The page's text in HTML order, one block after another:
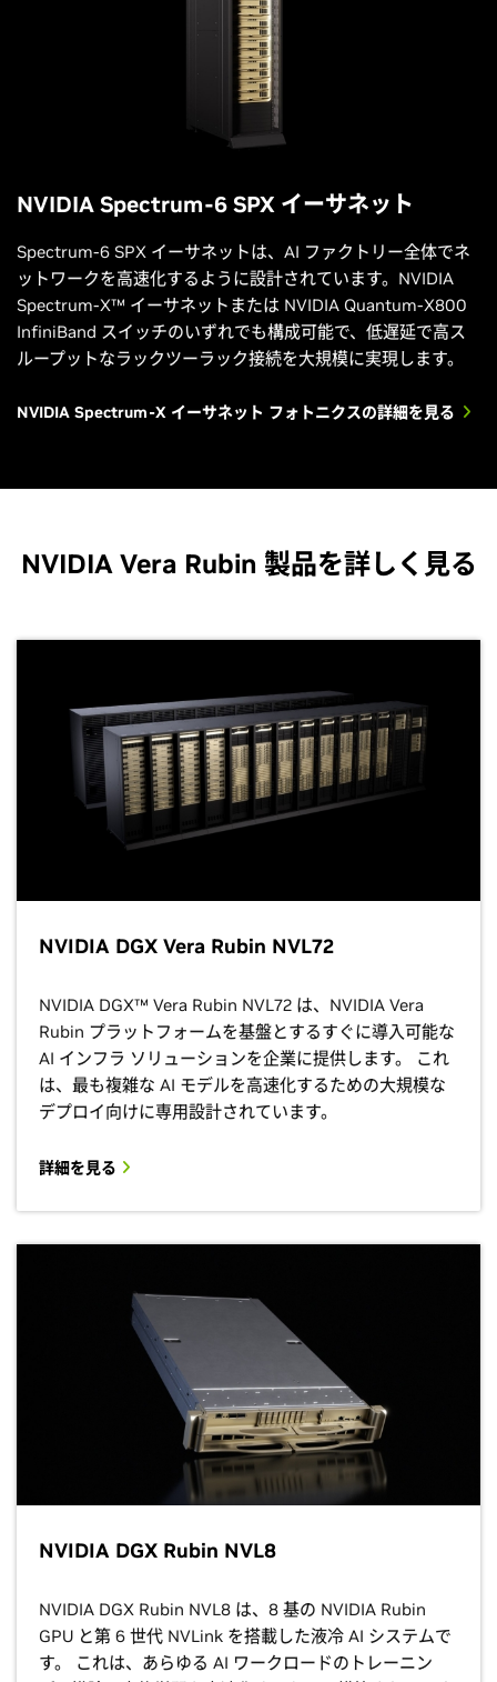
NVIDIA Spectrum-6 SPX イーサネット
Spectrum-6 SPX イーサネットは、AI ファクトリー全体でネ
ットワークを高速化するように設計されています。NVIDIA
Spectrum-X™ イーサネットまたは NVIDIA Quantum-X800
InfiniBand スイッチのいずれでも構成可能で、低遅延で高ス
ループットなラックツーラック接続を大規模に実現します。
NVIDIA Spectrum-X イーサネット フォトニクスの詳細を見る
NVIDIA Vera Rubin 製品を詳しく見る
NVIDIA DGX Vera Rubin NVL72
NVIDIA DGX™ Vera Rubin NVL72 は、NVIDIA Vera
Rubin プラットフォームを基盤とするすぐに導入可能な
AI インフラ ソリューションを企業に提供します。 これ
は、最も複雑な AI モデルを高速化するための大規模な
デプロイ向けに専用設計されています。
詳細を見る
NVIDIA DGX Rubin NVL8
NVIDIA DGX Rubin NVL8 は、8 基の NVIDIA Rubin
GPU と第 6 世代 NVLink を搭載した液冷 AI システムで
す。 これは、あらゆる AI ワークロードのトレーニン